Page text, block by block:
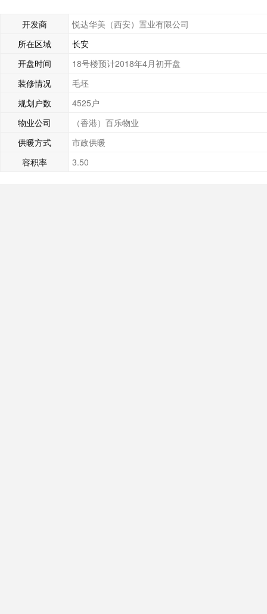
开发商
悦达华美（西安）置业有限公司
所在区域
长安
开盘时间
18号楼预计2018年4月初开盘
装修情况
毛坯
规划户数
4525户
物业公司
（香港）百乐物业
供暖方式
市政供暖
容积率
3.50